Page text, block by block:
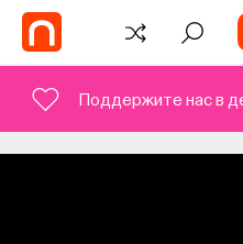
Поддержите нас в